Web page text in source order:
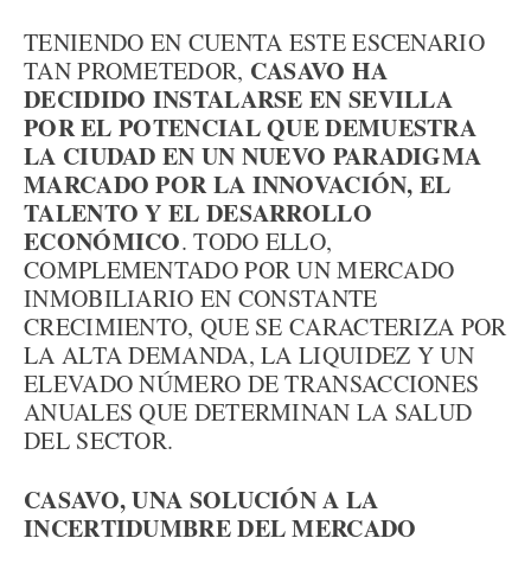
TENIENDO EN CUENTA ESTE ESCENARIO
TAN PROMETEDOR, CASAVO HA
DECIDIDO INSTALARSE EN SEVILLA
POR EL POTENCIAL QUE DEMUESTRA
LA CIUDAD EN UN NUEVO PARADIGMA
MARCADO POR LA INNOVACIÓN, EL
TALENTO Y EL DESARROLLO
ECONÓMICO. TODO ELLO,
COMPLEMENTADO POR UN MERCADO
INMOBILIARIO EN CONSTANTE
CRECIMIENTO, QUE SE CARACTERIZA POR
LA ALTA DEMANDA, LA LIQUIDEZ Y UN
ELEVADO NÚMERO DE TRANSACCIONES
ANUALES QUE DETERMINAN LA SALUD
DEL SECTOR.
CASAVO, UNA SOLUCIÓN A LA
INCERTIDUMBRE DEL MERCADO